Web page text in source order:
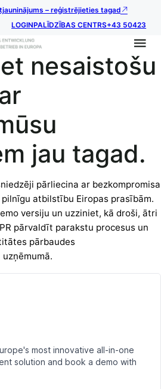
– reģistrējieties tagad
LOGINPALĪDZĪBAS CENTRS+43 50423
nesaistošu
jau tagad.
pārliecina ar bezkompromisa
atbilstību Eiropas prasībām.
versiju un uzziniet, kā droši, ātri
pārvaldīt parakstu procesus un
pārbaudes
uzņēmumā.